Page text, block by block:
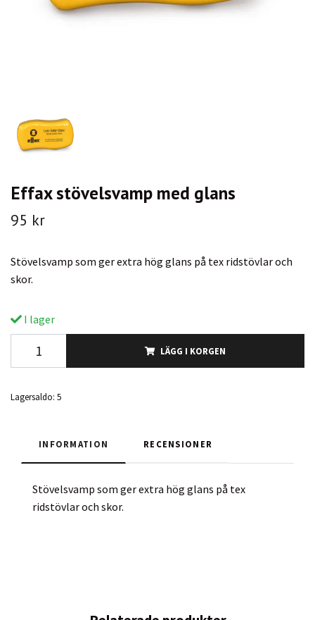
Effax stövelsvamp med glans
95 kr
Stövelsvamp som ger extra hög glans på tex ridstövlar och
skor.
I lager
LÄGG I KORGEN
Lagersaldo: 5
INFORMATION RECENSIONER
Stövelsvamp som ger extra hög glans på tex
ridstövlar och skor.